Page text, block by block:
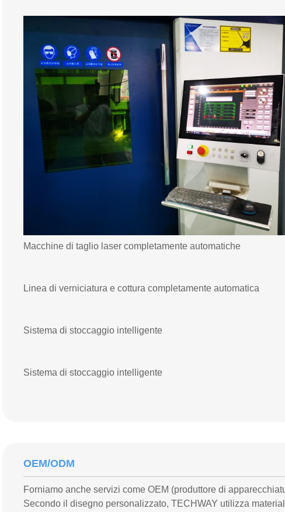
Macchine di taglio laser completamente automatiche
Linea di verniciatura e cottura completamente automatica